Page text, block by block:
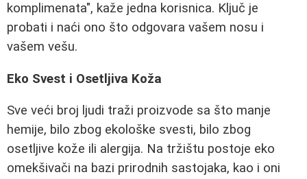
komplimenata", kaže jedna korisnica. Ključ je
probati i naći ono što odgovara vašem nosu i
vašem vešu.
Eko Svest i Osetljiva Koža
Sve veći broj ljudi traži proizvode sa što manje
hemije, bilo zbog ekološke svesti, bilo zbog
osetljive kože ili alergija. Na tržištu postoje eko
omekšivači na bazi prirodnih sastojaka, kao i oni